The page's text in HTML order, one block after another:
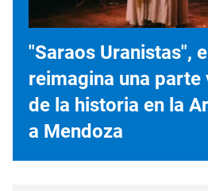
"Saraos Uranistas",
reimagina una parte
de la historia en la
a Mendoza